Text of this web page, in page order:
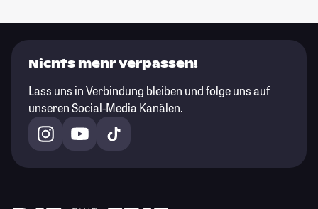
Nichts mehr verpassen!
Lass uns in Verbindung bleiben und folge uns auf
unseren Social-Media Kanälen.